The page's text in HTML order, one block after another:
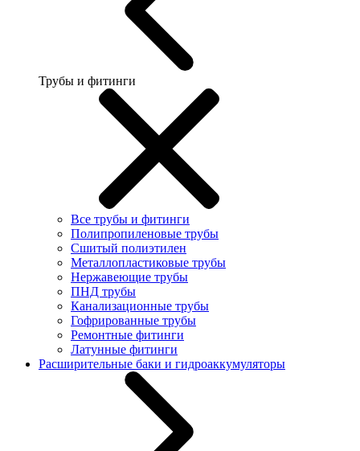
Трубы и фитинги
Все трубы и фитинги
Полипропиленовые трубы
Сшитый полиэтилен
Металлопластиковые трубы
Нержавеющие трубы
ПНД трубы
Канализационные трубы
Гофрированные трубы
Ремонтные фитинги
Латунные фитинги
Расширительные баки и гидроаккумуляторы